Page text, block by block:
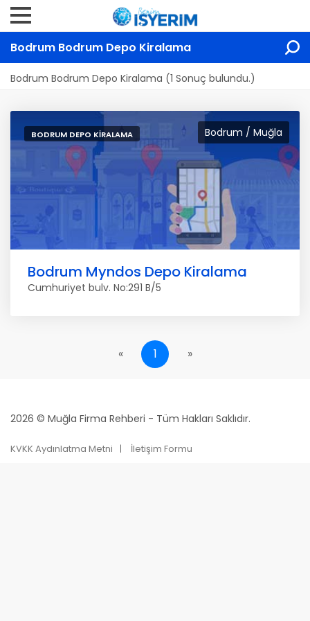
Bodrum Bodrum Depo Kiralama
Bodrum Bodrum Depo Kiralama (1 Sonuç bulundu.)
Bodrum / Muğla
BODRUM DEPO KIRALAMA
Bodrum Myndos Depo Kiralama
Cumhuriyet bulv. No:291 B/5
« 1 »
2026 © Muğla Firma Rehberi - Tüm Hakları Saklıdır.
KVKK Aydınlatma Metni İletişim Formu